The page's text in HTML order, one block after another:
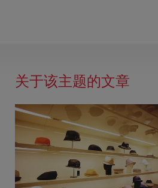
关于该主题的文章